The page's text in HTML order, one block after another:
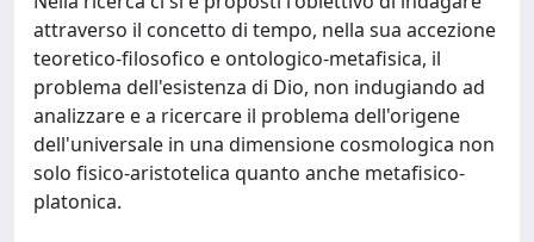
attraverso il concetto di tempo, nella sua accezione
teoretico-filosofico e ontologico-metafisica, il
problema dell'esistenza di Dio, non indugiando ad
analizzare e a ricercare il problema dell'origene
dell'universale in una dimensione cosmologica non
solo fisico-aristotelica quanto anche metafisico-
platonica.